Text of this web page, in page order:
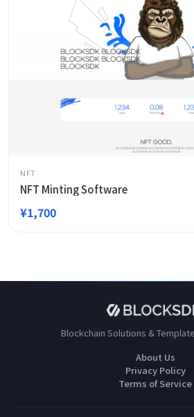
NFT
NFT Minting Software
¥1,700
Blockchain Solutions &
About Us
Privacy Policy
Terms of Service